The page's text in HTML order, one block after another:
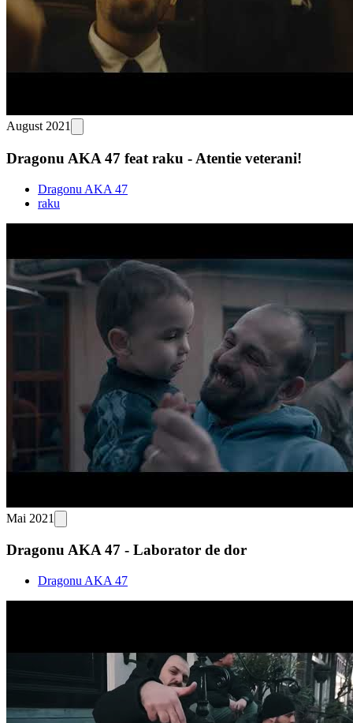
August 2021
Dragonu AKA 47 feat raku - Atentie veterani!
Dragonu AKA 47
raku
Mai 2021
Dragonu AKA 47 - Laborator de dor
Dragonu AKA 47